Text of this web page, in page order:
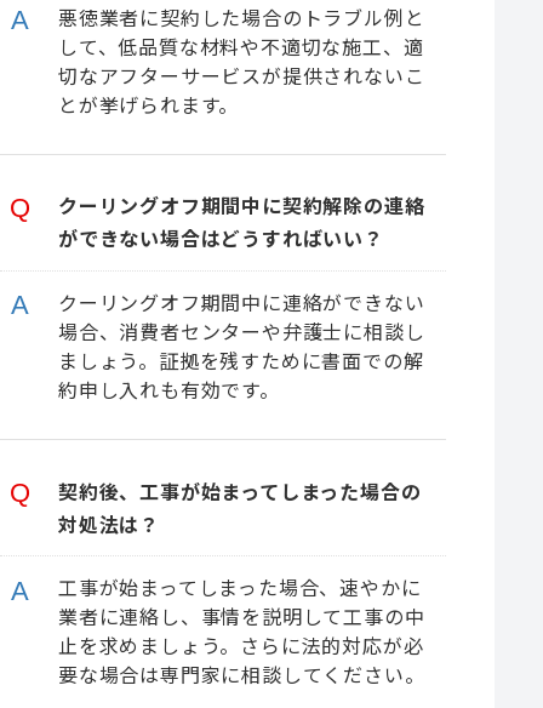
悪徳業者に契約した場合のトラブル例と
して、低品質な材料や不適切な施工、適
切なアフターサービスが提供されないこ
とが挙げられます。
クーリングオフ期間中に契約解除の連絡
ができない場合はどうすればいい？
クーリングオフ期間中に連絡ができない
場合、消費者センターや弁護士に相談し
ましょう。証拠を残すために書面での解
約申し入れも有効です。
契約後、工事が始まってしまった場合の
対処法は？
工事が始まってしまった場合、速やかに
業者に連絡し、事情を説明して工事の中
止を求めましょう。さらに法的対応が必
要な場合は専門家に相談してください。